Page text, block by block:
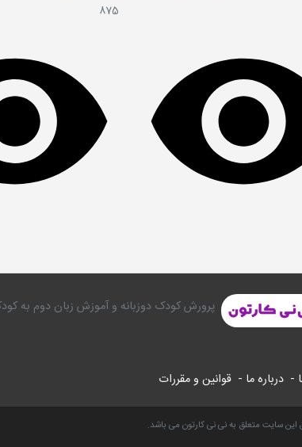
875
پرورش کودک دوزبانه و آموزش زبان دوم به
- درباره ما - قوانین و مقررات
سایت متعلق به نی نی کارتون می باشد.